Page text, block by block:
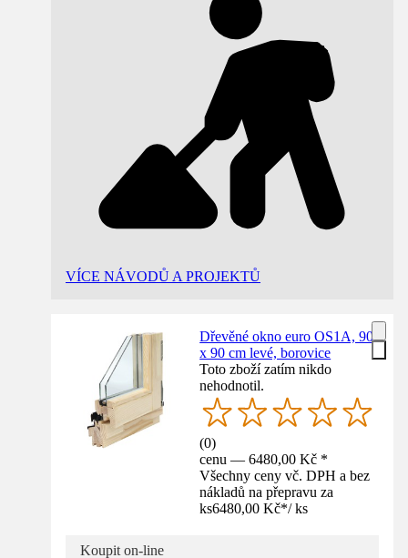
VÍCE NÁVODŮ A PROJEKTŮ
Dřevěné okno euro OS1A, 90
x 90 cm levé, borovice
Toto zboží zatím nikdo
nehodnotil.
(0)
cenu — 6480,00 Kč *
Všechny ceny vč. DPH a bez
nákladů na přepravu za
ks6480,00 Kč*/ ks
Koupit on-line